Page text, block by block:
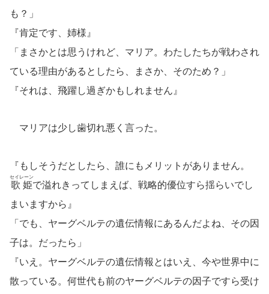
も？」
『肯定です、姉様』
「まさかとは思うけれど、マリア。わたしたちが戦わされ
ている理由があるとしたら、まさか、そのため？」
『それは、飛躍し過ぎかもしれません』
マリアは少し歯切れ悪く言った。
『もしそうだとしたら、誰にもメリットがありません。
歌姫
セイレーン
で溢れきってしまえば、戦略的優位すら揺らいでし
まいますから』
「でも、ヤーグベルテの遺伝情報にあるんだよね、その因
子は。だったら」
『いえ。ヤーグベルテの遺伝情報とはいえ、今や世界中に
散っている。何世代も前のヤーグベルテの因子ですら受け